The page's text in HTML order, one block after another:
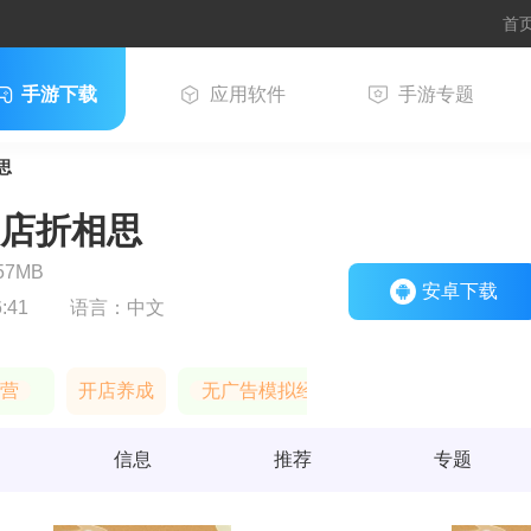
首
手游下载 应用软件 手游专题
折相思
语言： 中文
开店养成 无广告模拟经营游戏合集
安卓下载
信息 推荐 专题